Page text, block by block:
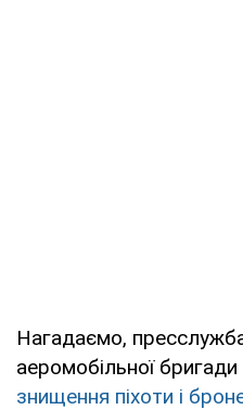
Нагадаємо,
аеромобільної бригади
знищення піхоти і